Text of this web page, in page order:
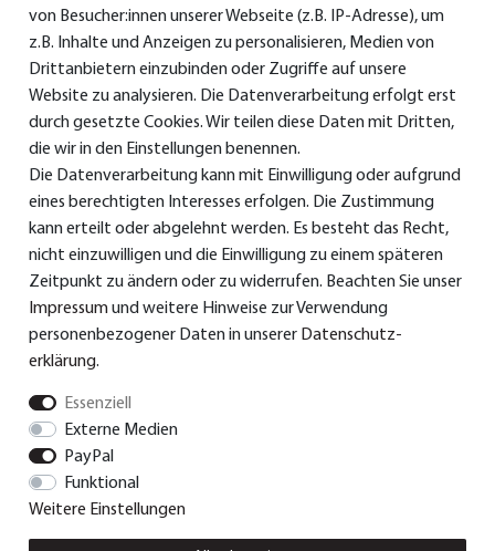
> Smart-/Internetradio
Service & Support
> Bedienungsanleitungen
>Konformitätserklärungen
> Ersatzteile & Zubehör
> Garantie
Impressum
von Besucher:innen unserer Webseite (z.B. IP-Adresse), um
z.B. Inhalte und Anzeigen zu personalisieren, Medien von
Drittanbietern einzubinden oder Zugriffe auf unsere
Website zu analysieren. Die Datenverarbeitung erfolgt erst
durch gesetzte Cookies. Wir teilen diese Daten mit Dritten,
die wir in den Einstellungen benennen.
Die Datenverarbeitung kann mit Einwilligung oder aufgrund
eines berechtigten Interesses erfolgen. Die Zustimmung
kann erteilt oder abgelehnt werden. Es besteht das Recht,
nicht einzuwilligen und die Einwilligung zu einem späteren
Zeitpunkt zu ändern oder zu widerrufen. Beachten Sie unser
Impressumund weitere Hinweise zur Verwendung
personenbezogener Daten in unserer Daten­schutz­
erklärung.
Essenziell
Externe Medien
PayPal
Funktional
Weitere Einstellungen